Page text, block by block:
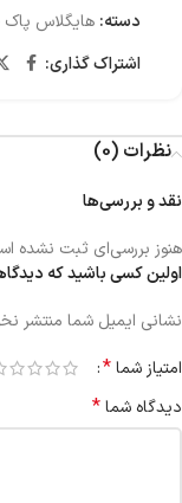
دسته: هایگلاس
اشتراک گذاری:
نظرات (0)
نقد و بررسی‌ها
هنوز بررسی‌ای ثبت نشده
اولین کسی باشید که
نشانی ایمیل شما منتشر
امتیاز شما*
دیدگاه شما*